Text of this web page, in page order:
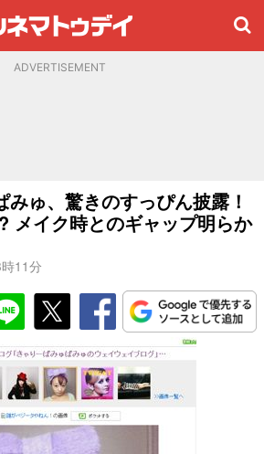
ADVERTISEMENT
みゅ、驚きのすっぴん披露！
メイク時とのギャップ明らか
11分